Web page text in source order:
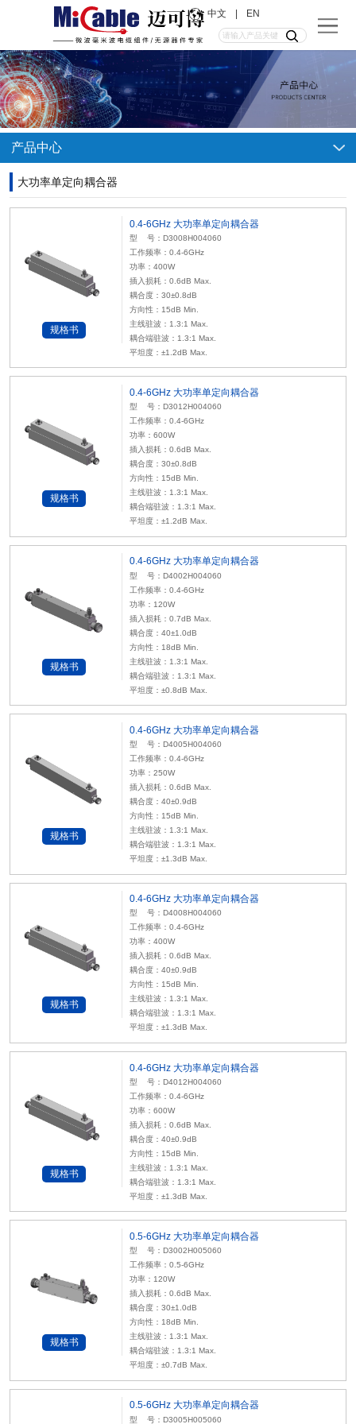
中文 | EN
产品中心
大功率单定向耦合器
规格书
0.4-6GHz 大功率单定向耦合器
型 号：D3008H004060
工作频率：0.4-6GHz
功率：400W
插入损耗：0.6dB Max.
耦合度：30±0.8dB
方向性：15dB Min.
主线驻波：1.3:1 Max.
耦合端驻波：1.3:1 Max.
平坦度：±1.2dB Max.
规格书
0.4-6GHz 大功率单定向耦合器
型 号：D3012H004060
工作频率：0.4-6GHz
功率：600W
插入损耗：0.6dB Max.
耦合度：30±0.8dB
方向性：15dB Min.
主线驻波：1.3:1 Max.
耦合端驻波：1.3:1 Max.
平坦度：±1.2dB Max.
规格书
0.4-6GHz 大功率单定向耦合器
型 号：D4002H004060
工作频率：0.4-6GHz
功率：120W
插入损耗：0.7dB Max.
耦合度：40±1.0dB
方向性：18dB Min.
主线驻波：1.3:1 Max.
耦合端驻波：1.3:1 Max.
平坦度：±0.8dB Max.
规格书
0.4-6GHz 大功率单定向耦合器
型 号：D4005H004060
工作频率：0.4-6GHz
功率：250W
插入损耗：0.6dB Max.
耦合度：40±0.9dB
方向性：15dB Min.
主线驻波：1.3:1 Max.
耦合端驻波：1.3:1 Max.
平坦度：±1.3dB Max.
规格书
0.4-6GHz 大功率单定向耦合器
型 号：D4008H004060
工作频率：0.4-6GHz
功率：400W
插入损耗：0.6dB Max.
耦合度：40±0.9dB
方向性：15dB Min.
主线驻波：1.3:1 Max.
耦合端驻波：1.3:1 Max.
平坦度：±1.3dB Max.
规格书
0.4-6GHz 大功率单定向耦合器
型 号：D4012H004060
工作频率：0.4-6GHz
功率：600W
插入损耗：0.6dB Max.
耦合度：40±0.9dB
方向性：15dB Min.
主线驻波：1.3:1 Max.
耦合端驻波：1.3:1 Max.
平坦度：±1.3dB Max.
规格书
0.5-6GHz 大功率单定向耦合器
型 号：D3002H005060
工作频率：0.5-6GHz
功率：120W
插入损耗：0.6dB Max.
耦合度：30±1.0dB
方向性：18dB Min.
主线驻波：1.3:1 Max.
耦合端驻波：1.3:1 Max.
平坦度：±0.7dB Max.
0.5-6GHz 大功率单定向耦合器
型 号：D3005H005060